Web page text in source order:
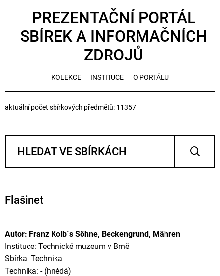
PREZENTAČNÍ PORTÁL
SBÍREK A INFORMAČNÍCH
ZDROJŮ
KOLEKCE INSTITUCE O PORTÁLU
aktuální počet sbírkových předmětů: 11357
Flašinet
Autor: Franz Kolb´s Söhne, Beckengrund, Mähren
Instituce: Technické muzeum v Brně
Sbírka: Technika
Technika: - (hnědá)